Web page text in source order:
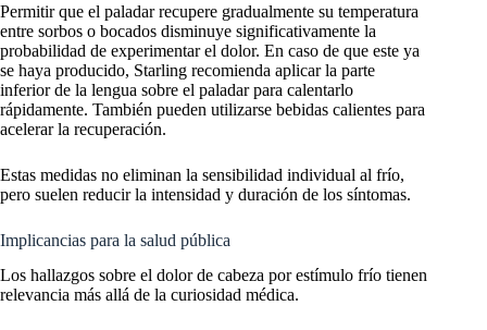
Permitir que el paladar recupere gradualmente su temperatura
entre sorbos o bocados disminuye significativamente la
probabilidad de experimentar el dolor. En caso de que este ya
se haya producido, Starling recomienda aplicar la parte
inferior de la lengua sobre el paladar para calentarlo
rápidamente. También pueden utilizarse bebidas calientes para
acelerar la recuperación.
Estas medidas no eliminan la sensibilidad individual al frío,
pero suelen reducir la intensidad y duración de los síntomas.
Implicancias para la salud pública
Los hallazgos sobre el dolor de cabeza por estímulo frío tienen
relevancia más allá de la curiosidad médica.